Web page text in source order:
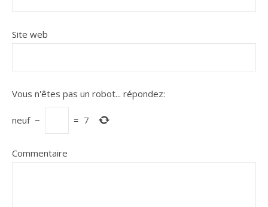
Site web
Vous n'êtes pas un robot... répondez:
neuf − = 7
Commentaire